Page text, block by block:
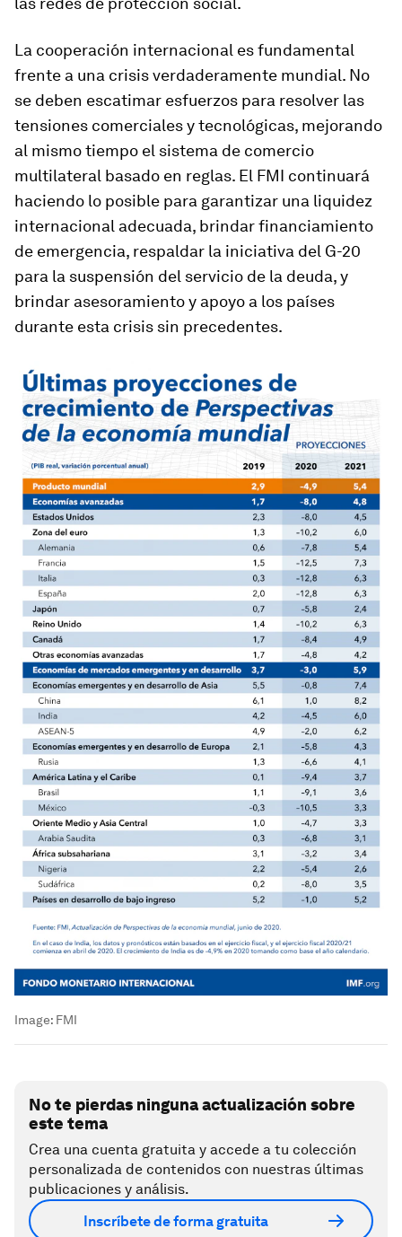
La cooperación internacional es fundamental
frente a una crisis verdaderamente mundial. No
se deben escatimar esfuerzos para resolver las
tensiones comerciales y tecnológicas, mejorando
al mismo tiempo el sistema de comercio
multilateral basado en reglas. El FMI continuará
haciendo lo posible para garantizar una liquidez
internacional adecuada, brindar financiamiento
de emergencia, respaldar la iniciativa del G-20
para la suspensión del servicio de la deuda, y
brindar asesoramiento y apoyo a los países
durante esta crisis sin precedentes.
Image: FMI
No te pierdas ninguna actualización sobre
este tema
Crea una cuenta gratuita y accede a tu colección
personalizada de contenidos con nuestras últimas
publicaciones y análisis.
Inscríbete de forma gratuita